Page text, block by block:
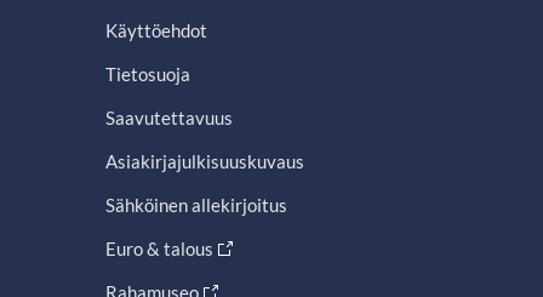
Käyttöehdot
Tietosuoja
Saavutettavuus
Asiakirjajulkisuuskuvaus
Sähköinen allekirjoitus
Euro & talous
Rahamuseo